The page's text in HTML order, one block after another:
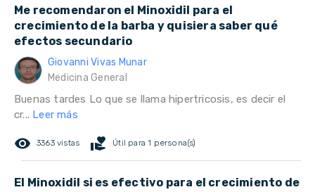
Me recomendaron el Minoxidil para el
crecimiento de la barba y quisiera saber qué
efectos secundario
Giovanni Vivas Munar
Medicina General
Buenas tardes Lo que se llama hipertricosis, es decir el
cr... Leer más
remove_red_eye 3363 vistas volunteer_activism Útil para 1 persona(s)
El Minoxidil si es efectivo para el crecimiento de